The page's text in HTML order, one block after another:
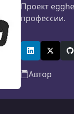
Проект
профессии.
LinkedIn
X
Автор